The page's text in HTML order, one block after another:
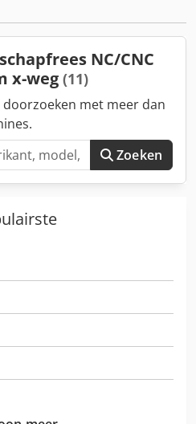
NC/CNC
x-weg (11)
met meer dan
Zoeken